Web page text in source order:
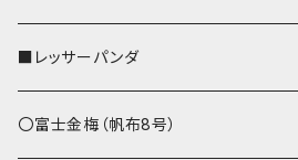
ストラップ付
L字ファスナー財布
その他
■レッサーパンダ
〇富士金梅（帆布8号）